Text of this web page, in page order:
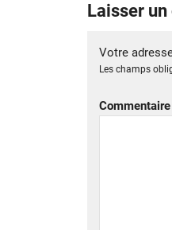
Laisser
Votre
Les champs
Commentaire